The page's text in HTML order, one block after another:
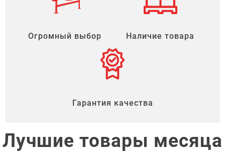
Огромный выбор Наличие товара
Гарантия качества
Лучшие товары месяца